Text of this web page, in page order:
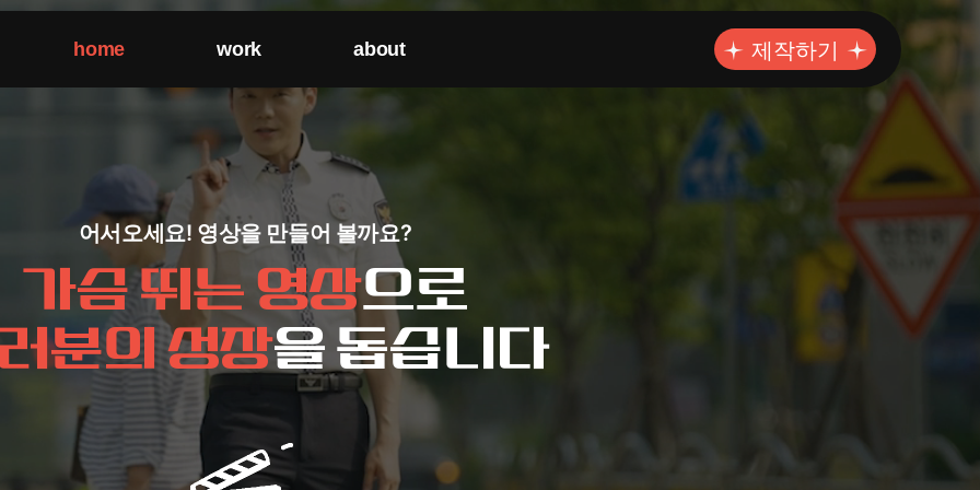
home work about 제작하기
어서오세요! 영상을 만들어 볼까요?
가슴 뛰는 영상으로
분의 성장을 돕습니다